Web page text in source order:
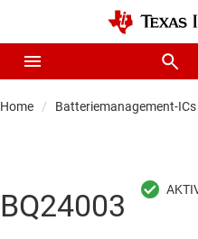
Home Batteriemanagement-ICs
BQ24003